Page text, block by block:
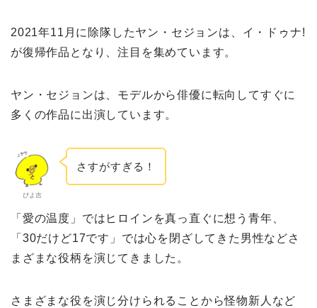
2021年11月に除隊したヤン・セジョンは、イ・ドゥナ!
が復帰作品となり、注目を集めています。
ヤン・セジョンは、モデルから俳優に転向してすぐに
多くの作品に出演しています。
ぴよ吉
さすがすぎる！
「愛の温度」ではヒロインを真っ直ぐに想う青年、
「30だけど17です」では心を閉ざしてきた男性などさ
まざまな役柄を演じてきました。
さまざまな役を演じ分けられることから怪物新人など